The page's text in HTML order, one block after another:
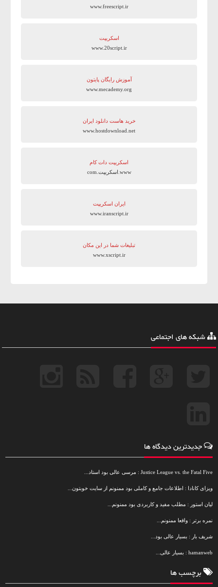
www.freescript.ir
اسکریپت
www.20script.ir
آموزش رایگان پایتون
www.mecademy.org
خرید هاست دانلود ایران
www.hostdownload.net
اسکریپت دات کام
www.اسکریپت.com
ایران اسکریپت
www.iranscript.ir
تبلیغات شما در این مکان
www.xscript.ir
شبکه های اجتماعی
جدیدترین دیدگاه ها
Justice League vs. the Fatal Five : مرسی عالی بود استاد...
ویزای کانادا : اطلاعات جامع و کاملی بود ممنونم از سایت خوبتون...
لیان استور : مطلب مفید و کاربردی بود ممنونم...
نمره برتر : واقعا ممنونم...
شریف بار : بسیار عالی بود...
hamanweb : بسیار عالی...
برچسب ها